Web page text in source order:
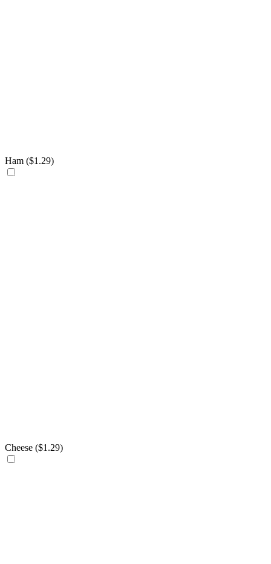
Ham ($1.29)
Cheese ($1.29)